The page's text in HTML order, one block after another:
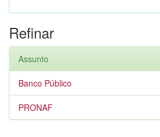
Refinar
Assunto
Banco Público
PRONAF